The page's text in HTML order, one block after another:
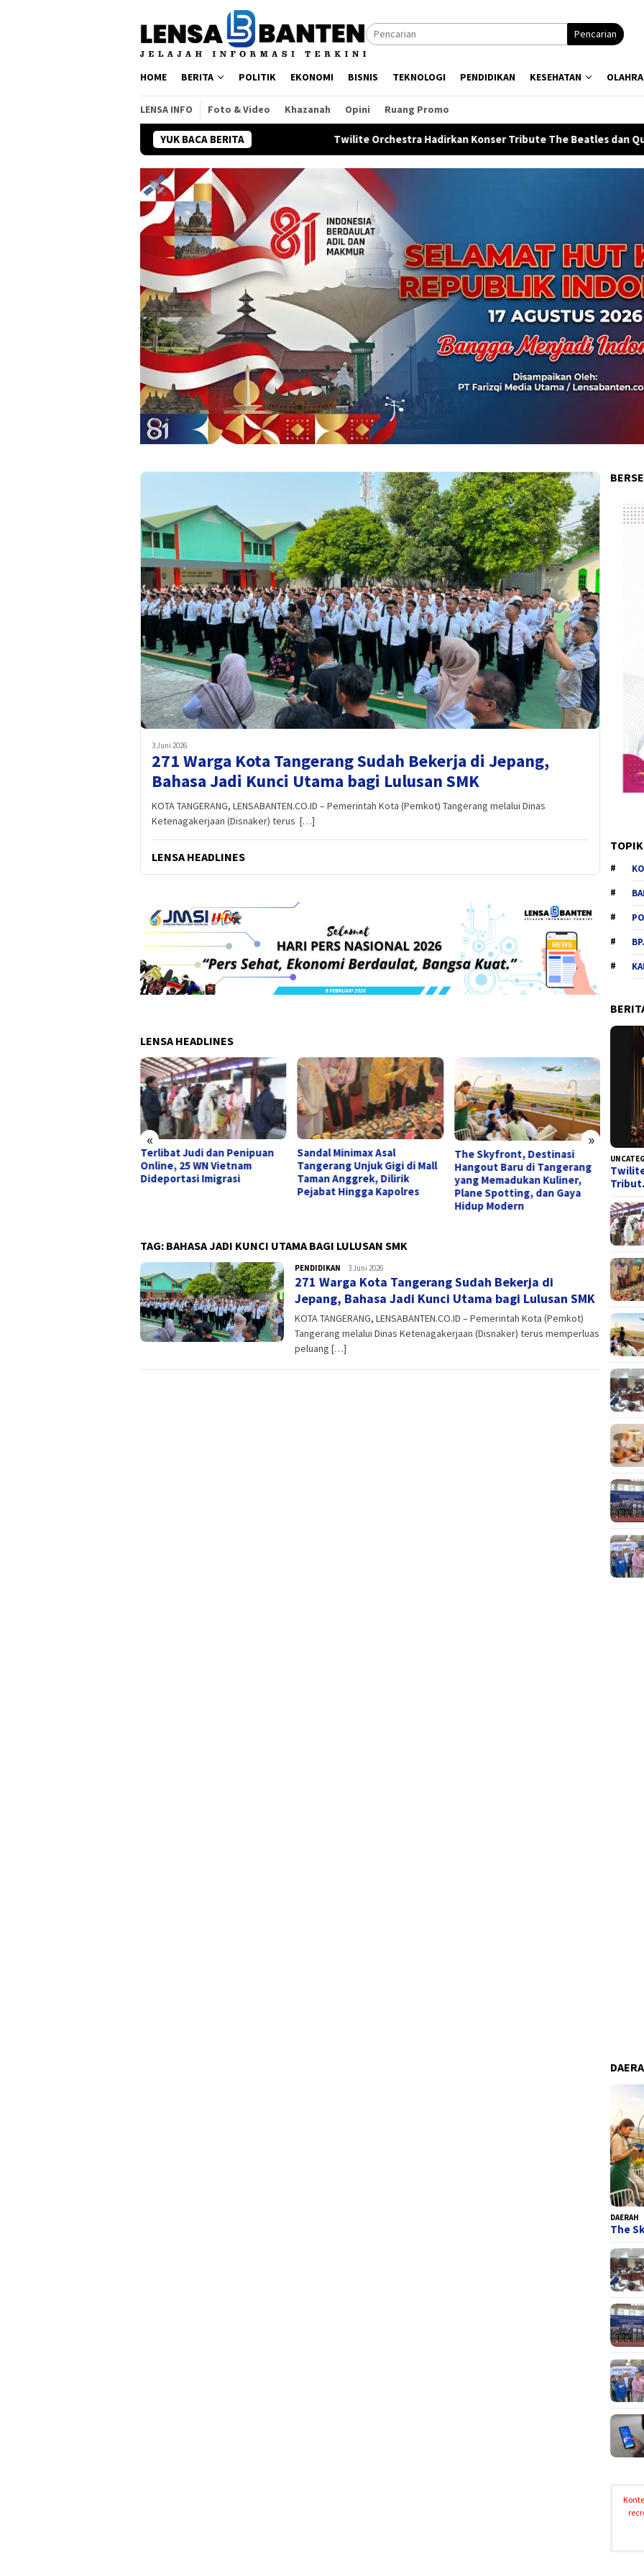
Pencarian
HOME BERITA POLITIK EKONOMI BISNIS TEKNOLOGI PENDIDIKAN KESEHATAN
LENSA INFO Foto & Video Khazanah Opini Ruang Promo
YUK BACA BERITATwilite Orchestra Hadirkan Konser Tribute The Beatles dan Queen
3 Juni 2026
271 Warga Kota Tangerang Sudah Bekerja di Jepang,
Bahasa Jadi Kunci Utama bagi Lulusan SMK
KOTA TANGERANG, LENSABANTEN.CO.ID – Pemerintah Kota (Pemkot) Tangerang melalui Dinas
Ketenagakerjaan (Disnaker) terus […]
LENSA HEADLINES
LENSA HEADLINES
« »
Terlibat Judi dan Penipuan
Online, 25 WN Vietnam
Dideportasi Imigrasi
Sandal Minimax Asal
Tangerang Unjuk Gigi di Mall
Taman Anggrek, Dilirik
Pejabat Hingga Kapolres
The Skyfront, Destinasi
Hangout Baru di Tangerang
yang Memadukan Kuliner,
Plane Spotting, dan Gaya
Hidup Modern
Kabar
TPP
Ijazah
TAG: BAHASA JADI KUNCI UTAMA BAGI LULUSAN SMK
PENDIDIKAN admin
3 Juni 2026
271 Warga Kota Tangerang Sudah Bekerja di
Jepang, Bahasa Jadi Kunci Utama bagi Lulusan SMK
KOTA TANGERANG, LENSABANTEN.CO.ID – Pemerintah Kota (Pemkot)
Tangerang melalui Dinas Ketenagakerjaan (Disnaker) terus memperluas
peluang […]
DAERAH
The